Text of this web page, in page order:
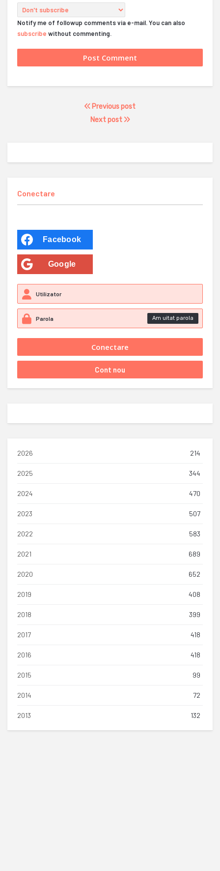
Notify me of followup comments via e-mail. You can also
subscribe without commenting.
Previous post
Next post
Conectare
Facebook
Google
Am uitat parola
2026 214
2025 344
2024 470
2023 507
2022 583
2021 689
2020 652
2019 408
2018 399
2017 418
2016 418
2015 99
2014 72
2013 132